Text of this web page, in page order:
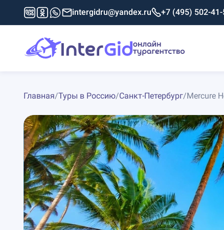
intergidru@yandex.ru +7 (495) 502-41-
Главная/Туры в Россию/Санкт-Петербург/Mercure